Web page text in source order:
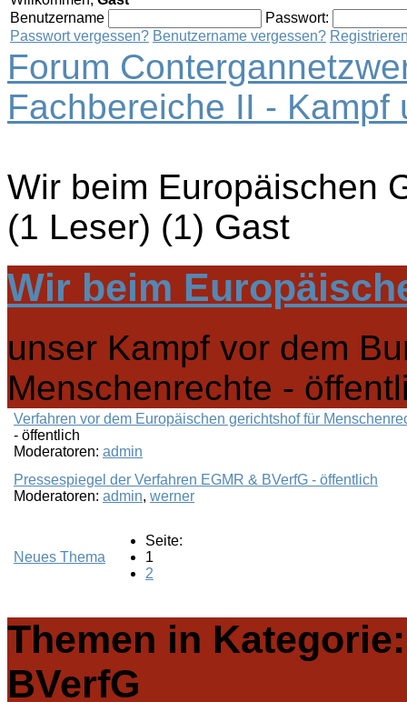
Benutzername
Passwort:
Passwort vergessen? Benutzername vergessen?
Forum
Fachbereiche II -
Wir beim Europäischen
(1 Leser) (1) Gast
Wir beim
unser Kampf vor dem
Menschenrechte -
Verfahren vor dem Europäischen gerichtshof für
- öffentlich
Moderatoren: admin
Pressespiegel der Verfahren EGMR & BVerfG - öffentlich
Moderatoren: admin, werner
Neues Thema
Seite:
1
2
Themen in
BVerfG